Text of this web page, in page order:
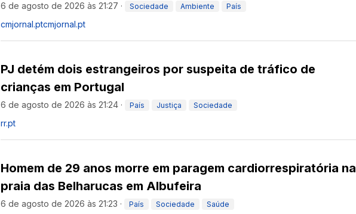
6 de agosto de 2026 às 21:27 · Sociedade Ambiente País
cmjornal.ptcmjornal.pt
PJ detém dois estrangeiros por suspeita de tráfico de
crianças em Portugal
6 de agosto de 2026 às 21:24 · País Justiça Sociedade
rr.pt
Homem de 29 anos morre em paragem cardiorrespiratória na
praia das Belharucas em Albufeira
6 de agosto de 2026 às 21:23 · País Sociedade Saúde